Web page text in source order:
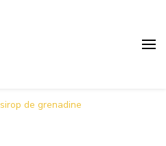
sirop de grenadine